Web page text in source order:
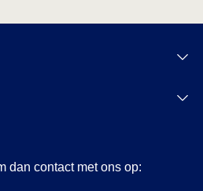
dan contact met ons op: